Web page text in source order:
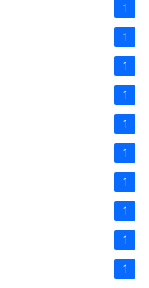
1
1
1
1
1
1
1
1
1
1